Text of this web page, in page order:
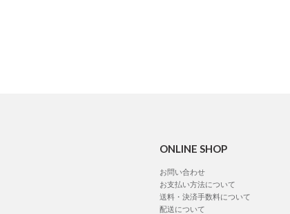
ONLINE SHOP
お問い合わせ
お支払い方法について
送料・決済手数料について
配送について